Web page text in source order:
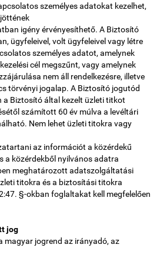
személyes adatokat kezelhet,
igény érvényesíthető. A Biztosító
ügyfeleivel, volt ügyfeleivel vagy létre
személyes adatot, amelynek
cél megszűnt, vagy amelynek
nem áll rendelkezésre, illetve
törvényi jogalap. A Biztosító jogutód
a Biztosító által kezelt üzleti titkot
számított 60 év múlva a levéltári
Nem lehet üzleti titokra vagy
az információt a közérdekű
a közérdekből nyilvános adatra
meghatározott adatszolgáltatási
titokra és a biztosítási titokra
§-okban foglaltakat kell megfelelően
jog
magyar jogrend az irányadó, az